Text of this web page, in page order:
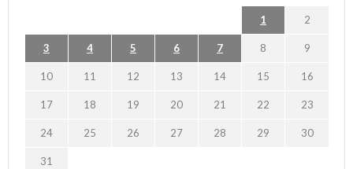
1 2
3 4 5 6 7 8 9
10 11 12 13 14 15 16
17 18 19 20 21 22 23
24 25 26 27 28 29 30
31